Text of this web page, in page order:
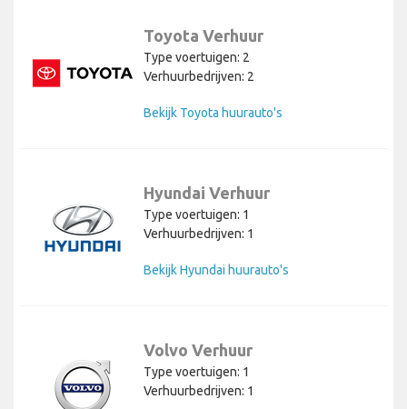
Toyota Verhuur
Type voertuigen: 2
Verhuurbedrijven: 2
Bekijk Toyota huurauto's
Hyundai Verhuur
Type voertuigen: 1
Verhuurbedrijven: 1
Bekijk Hyundai huurauto's
Volvo Verhuur
Type voertuigen: 1
Verhuurbedrijven: 1